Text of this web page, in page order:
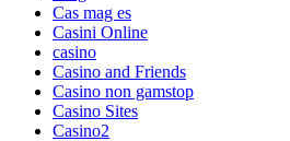
Cas mag es
Casini Online
casino
Casino and Friends
Casino non gamstop
Casino Sites
Casino2